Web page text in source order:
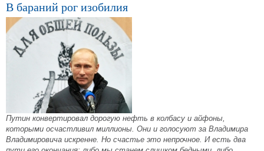
В бараний рог изобилия
Путин конвертировал дорогую нефть в колбасу и айфоны,
которыми осчастливил миллионы. Они и голосуют за Владимира
Владимировича искренне. Но счастье это непрочное. И есть два